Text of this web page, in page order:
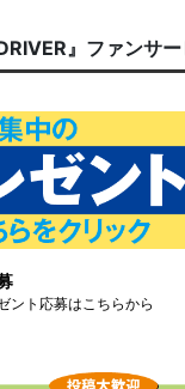
』ファンサ
ント応募はこちらから